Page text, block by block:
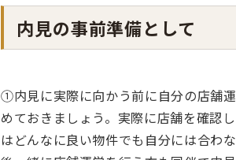
内見の事前準備として
①内見に実際に向かう前に自分の店舗
めておきましょう。実際に店舗を確認
はどんなに良い物件でも自分には合わ